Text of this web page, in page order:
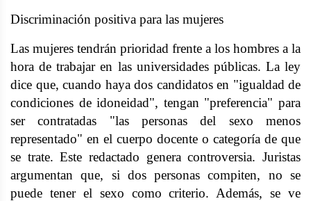
Discriminación positiva para las mujeres
Las mujeres tendrán prioridad frente a los hombres a la
hora de trabajar en las universidades públicas. La ley
dice que, cuando haya dos candidatos en "igualdad de
condiciones de idoneidad", tengan "preferencia" para
ser contratadas "las personas del sexo menos
representado" en el cuerpo docente o categoría de que
se trate. Este redactado genera controversia. Juristas
argumentan que, si dos personas compiten, no se
puede tener el sexo como criterio. Además, se ve